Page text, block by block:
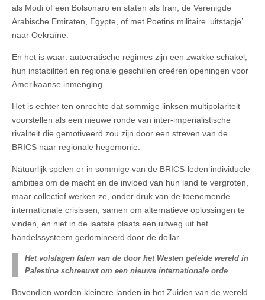
als Modi of een Bolsonaro en staten als Iran, de Verenigde
Arabische Emiraten, Egypte, of met Poetins militaire ‘uitstapje’
naar Oekraïne.
En het is waar: autocratische regimes zijn een zwakke schakel,
hun instabiliteit en regionale geschillen creëren openingen voor
Amerikaanse inmenging.
Het is echter ten onrechte dat sommige linksen multipolariteit
voorstellen als een nieuwe ronde van inter-imperialistische
rivaliteit die gemotiveerd zou zijn door een streven van de
BRICS naar regionale hegemonie.
Natuurlijk spelen er in sommige van de BRICS-leden individuele
ambities om de macht en de invloed van hun land te vergroten,
maar collectief werken ze, onder druk van de toenemende
internationale crisissen, samen om alternatieve oplossingen te
vinden, en niet in de laatste plaats een uitweg uit het
handelssysteem gedomineerd door de dollar.
Het volslagen falen van de door het Westen geleide wereld in
Palestina schreeuwt om een nieuwe internationale orde
Bovendien worden kleinere landen in het Zuiden van de wereld